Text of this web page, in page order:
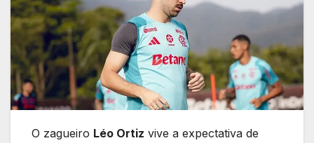
O zagueiro Léo Ortiz vive a expectativa de